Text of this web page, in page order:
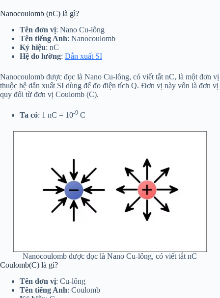
Nanocoulomb (nC) là gì?
Tên đơn vị: Nano Cu-lông
Tên tiếng Anh: Nanocoulomb
Ký hiệu: nC
Hệ đo lường: Dẫn xuất SI
Nanocoulomb được đọc là Nano Cu-lông, có viết tắt nC, là một đơn vị
thuộc hệ dẫn xuất SI dùng để đo điện tích Q. Đơn vị này vốn là đơn vị
quy đổi từ đơn vị Coulomb (C).
Ta có: 1 nC = 10-9 C
Nanocoulomb được đọc là Nano Cu-lông, có viết tắt nC
Coulomb(C) là gì?
Tên đơn vị: Cu-lông
Tên tiếng Anh: Coulomb